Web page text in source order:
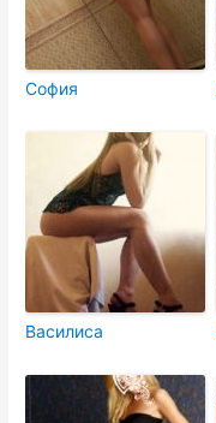
София
Василиса